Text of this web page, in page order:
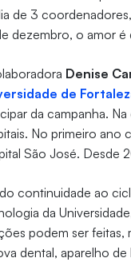
de 3
dezembro, o amor é
Denise
de
da campanha.
No primeiro ano
São José. Desde
continuidade ao
da
podem ser
dental, aparelho